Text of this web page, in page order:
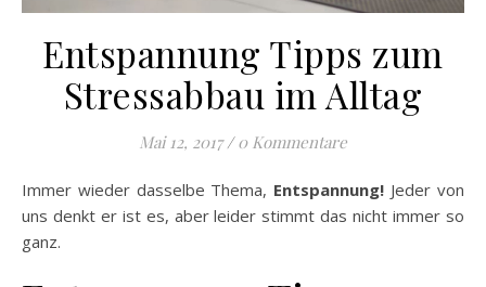
Entspannung Tipps zum
Stressabbau im Alltag
Mai 12, 2017 / 0 Kommentare
Immer wieder dasselbe Thema, Entspannung! Jeder von
uns denkt er ist es, aber leider stimmt das nicht immer so
ganz.